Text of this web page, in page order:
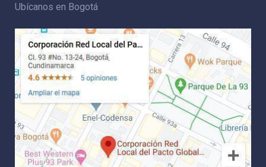
Ubícanos en Bogotá